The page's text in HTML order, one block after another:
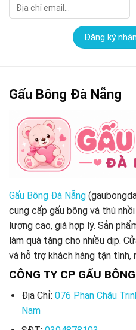
Gấu Bông Đà Nẵng
Gấu Bông Đà Nẵng
cung cấp gấu bông và thú
lượng cao, giá hợp lý. Sản
làm quà tặng cho nhiều dịp.
và hỗ trợ khách hàng tận tình,
CÔNG TY CP GẤU
Địa Chỉ: 076 Phan Châu
Nam